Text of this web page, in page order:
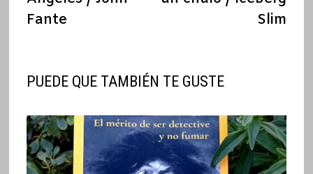
entradas
Fante
Slim
PUEDE QUE TAMBIÉN TE GUSTE